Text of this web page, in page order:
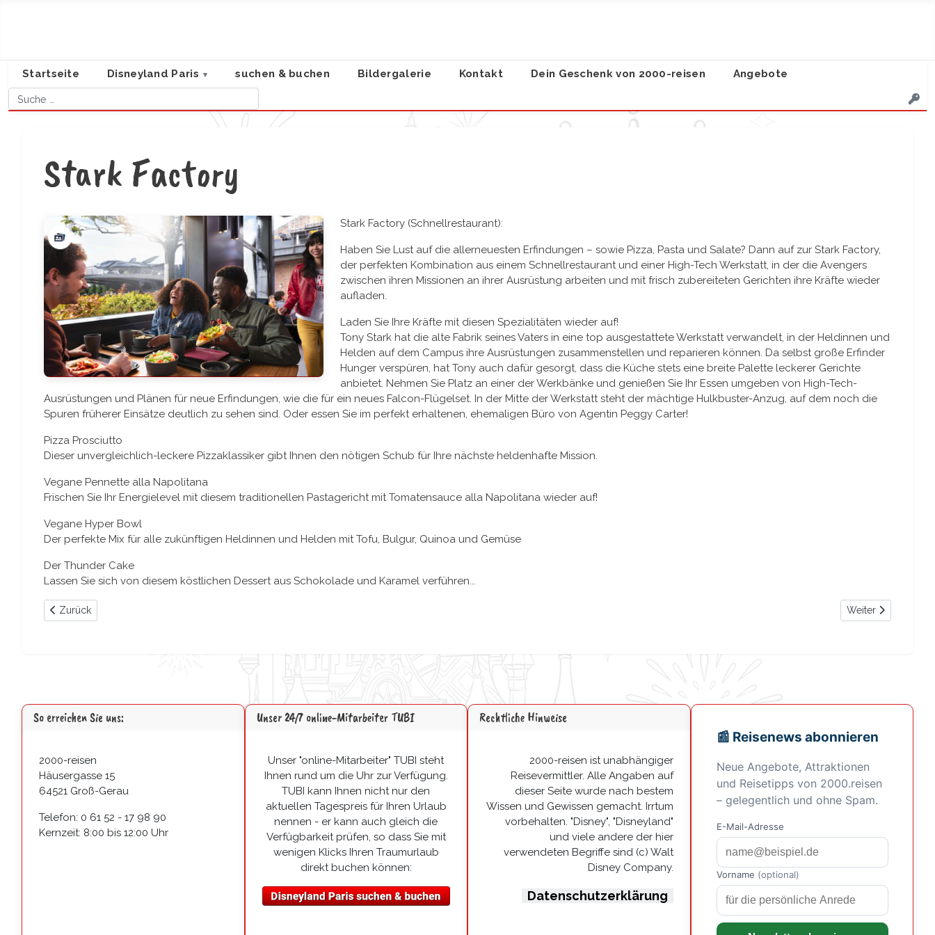
Startseite Disneyland Paris suchen & buchen Bildergalerie Kontakt Dein Geschenk von 2000-reisen
Angebote
Suchen
Stark Factory
Stark Factory (Schnellrestaurant):
Haben Sie Lust auf die allerneuesten Erfindungen – sowie Pizza, Pasta und Salate? Dann auf zur Stark Factory,
der perfekten Kombination aus einem Schnellrestaurant und einer High-Tech Werkstatt, in der die Avengers
zwischen ihren Missionen an ihrer Ausrüstung arbeiten und mit frisch zubereiteten Gerichten ihre Kräfte wieder
aufladen.
Laden Sie Ihre Kräfte mit diesen Spezialitäten wieder auf!
Tony Stark hat die alte Fabrik seines Vaters in eine top ausgestattete Werkstatt verwandelt, in der Heldinnen und
Helden auf dem Campus ihre Ausrüstungen zusammenstellen und reparieren können. Da selbst große Erfinder
Hunger verspüren, hat Tony auch dafür gesorgt, dass die Küche stets eine breite Palette leckerer Gerichte
anbietet. Nehmen Sie Platz an einer der Werkbänke und genießen Sie Ihr Essen umgeben von High-Tech-
Ausrüstungen und Plänen für neue Erfindungen, wie die für ein neues Falcon-Flügelset. In der Mitte der Werkstatt steht der mächtige Hulkbuster-Anzug, auf dem noch die
Spuren früherer Einsätze deutlich zu sehen sind. Oder essen Sie im perfekt erhaltenen, ehemaligen Büro von Agentin Peggy Carter!
Pizza Prosciutto
Dieser unvergleichlich-leckere Pizzaklassiker gibt Ihnen den nötigen Schub für Ihre nächste heldenhafte Mission.
Vegane Pennette alla Napolitana
Frischen Sie Ihr Energielevel mit diesem traditionellen Pastagericht mit Tomatensauce alla Napolitana wieder auf!
Vegane Hyper Bowl
Der perfekte Mix für alle zukünftigen Heldinnen und Helden mit Tofu, Bulgur, Quinoa und Gemüse
Der Thunder Cake
Lassen Sie sich von diesem köstlichen Dessert aus Schokolade und Karamel verführen...
Vorheriger Beitrag: Super Diner
Zurück Nächster Beitrag:
Weiter
So erreichen Sie uns:
2000-reisen
Häusergasse 15
64521 Groß-Gerau
Telefon: 0 61 52 - 17 98 90
Kernzeit: 8:00 bis 12:00 Uhr
Unser 24/7 online-Mitarbeiter TUBI
Unser "online-Mitarbeiter" TUBI steht
Ihnen rund um die Uhr zur Verfügung.
TUBI kann Ihnen nicht nur den
aktuellen Tagespreis für Ihren Urlaub
nennen - er kann auch gleich die
Verfügbarkeit prüfen, so dass Sie mit
wenigen Klicks Ihren Traumurlaub
direkt buchen können:
Rechtliche Hinweise
2000-reisen ist unabhängiger
Reisevermittler. Alle Angaben auf
dieser Seite wurde nach bestem
Wissen und Gewissen gemacht. Irrtum
vorbehalten. "Disney", "Disneyland"
und viele andere der hier
verwendeten Begriffe sind (c) Walt
Disney Company.
Datenschutzerklärung